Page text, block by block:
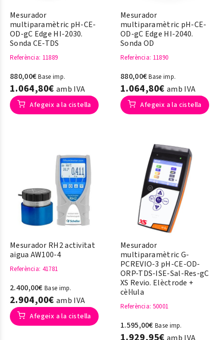
Mesurador
multiparamètric pH-CE-
OD-gC Edge HI-2030.
Sonda CE-TDS
Referència: 11889
880,00€Base imp.
1.064,80€ amb IVA
Afegeix a la cistella
Mesurador
multiparamètric pH-CE-
OD-gC Edge HI-2040.
Sonda OD
Referència: 11890
880,00€Base imp.
1.064,80€ amb IVA
Afegeix a la cistella
Mesurador RH2 activitat
aigua AW100-4
Referència: 41781
2.400,00€ Base imp.
2.904,00€ amb IVA
Afegeix a la cistella
Mesurador
multiparamètric G-
PCREVIO-3 pH-CE-OD-
ORP-TDS-ISE-Sal-Res-gC
XS Revio. Elèctrode +
cèl·lula
Referència: 50001
1.595,00€ Base imp.